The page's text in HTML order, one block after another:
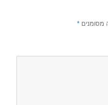
מסומנים*